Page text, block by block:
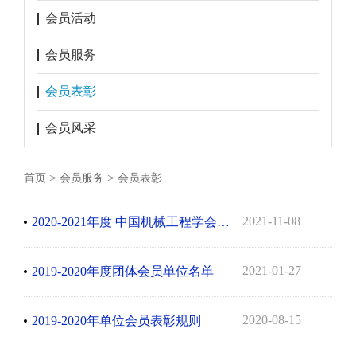
会员活动
会员服务
会员表彰
会员风采
首页 > 会员服务 > 会员表彰
2020-2021年度 中国机械工程学会铸造分会 优秀团体会员表彰 2021-11-08
2019-2020年度团体会员单位名单 2021-01-27
2019-2020年单位会员表彰规则 2020-08-15